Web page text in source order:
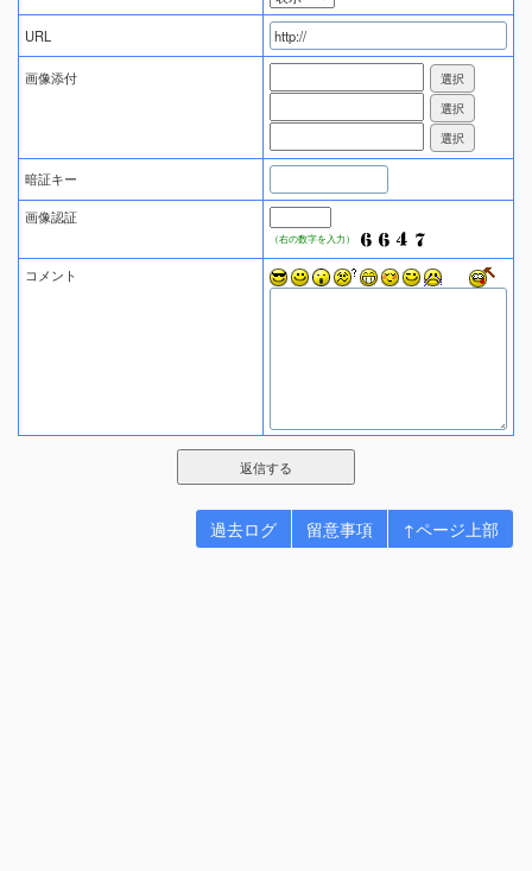
URL
画像添付
暗証キー
画像認証
（右の数字を入力）
コメント
過去ログ 留意事項 ↑ページ上部